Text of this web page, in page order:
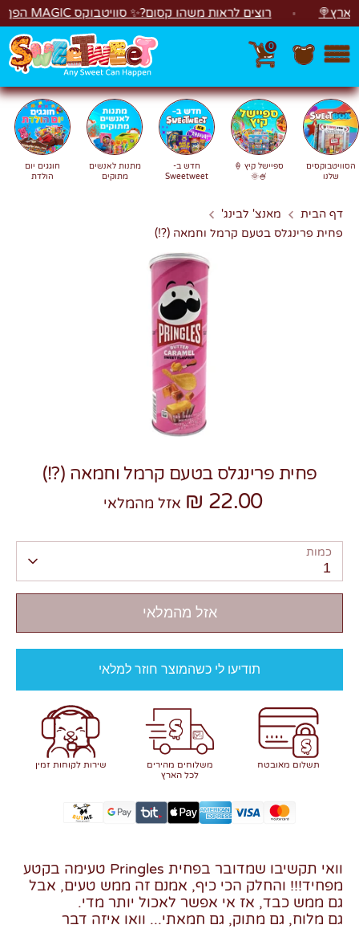
דלג רוצים לראות משהו קסום?✨ סוויטבוקס MAGIC הפך ל"מכונת משחקים"! 🎁🕹️
0
חפשחיפוש
הסוויטבוקסים
שלנו
ספיישל קיץ 🍦
🍧🌞
חדש ב-
Sweetweet
מתנות לאנשים
מתוקים
חוגגים יום
הולדת
דף הבית
מאנצ' לבינג'
פחית פרינגלס בטעם קרמל וחמאה (?!)
פחית פרינגלס בטעם קרמל וחמאה (?!)
22.00 ₪ אזל מהמלאי
כמות
1
אזל מהמלאי
תודיעו לי כשהמוצר חוזר למלאי
תשלום מאובטח
משלוחים מהירים
לכל הארץ
שירות לקוחות זמין
וואי תקשיבו שמדובר בפחית Pringles טעימה בקטע
מפחיד!!! והחלק הכי כיף, אמנם זה ממש טעים, אבל
גם ממש כבד, אז אי אפשר לאכול יותר מדי.
גם מלוח, גם מתוק, גם חמאתי... וואו איזה דבר